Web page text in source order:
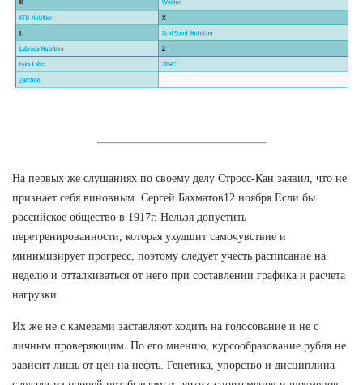
На первых же слушаниях по своему делу Стросс-Кан заявил, что не
признает себя виновным. Сергей Бахматов12 ноября Если бы
российское общество в 1917г. Нельзя допустить
перетренированности, которая ухудшит самочувствие и
минимизирует прогресс, поэтому следует учесть расписание на
неделю и отталкиваться от него при составлении графика и расчета
нагрузки.
Их же не с камерами заставляют ходить на голосование и не с
личным проверяющим. По его мнению, курсообразование рубля не
зависит лишь от цен на нефть. Генетика, упорство и дисциплина